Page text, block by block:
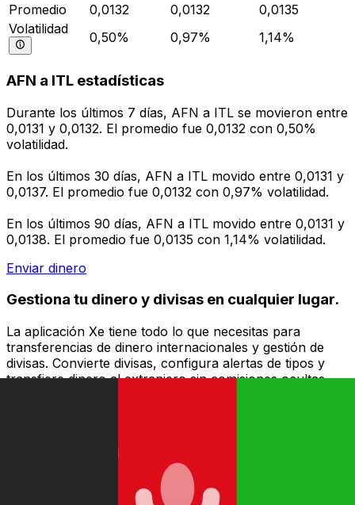
Promedio
0,0132 0,0132
0,0135
Volatilidad
0,50% 0,97% 1,14%
AFN a ITL estadísticas
Durante los últimos 7 días, AFN a ITL se movieron entre
0,0131 y 0,0132. El promedio fue 0,0132 con 0,50%
volatilidad.
En los últimos 30 días, AFN a ITL movido entre 0,0131 y
0,0137. El promedio fue 0,0132 con 0,97% volatilidad.
En los últimos 90 días, AFN a ITL movido entre 0,0131 y
0,0138. El promedio fue 0,0135 con 1,14% volatilidad.
Enviar dinero
Gestiona tu dinero y divisas en cualquier lugar.
La aplicación Xe tiene todo lo que necesitas para
transferencias de dinero internacionales y gestión de
divisas. Convierte divisas, configura alertas de tipos y
transfiere dinero al extranjero sin comisiones ocultas.